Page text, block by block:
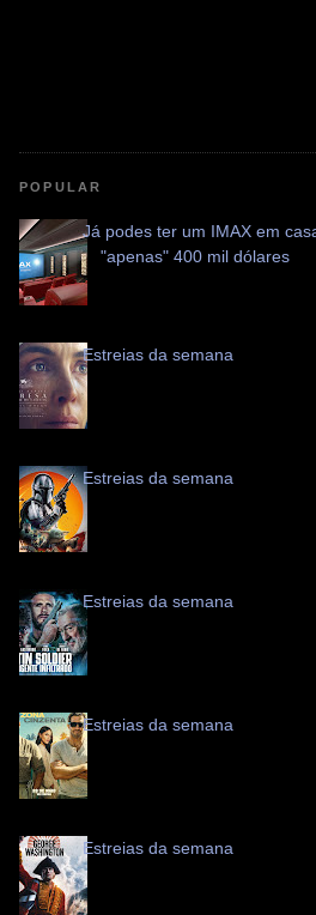
POPULAR
Já podes ter um IMAX em
"apenas" 400 mil dólares
Estreias da semana
Estreias da semana
Estreias da semana
Estreias da semana
Estreias da semana